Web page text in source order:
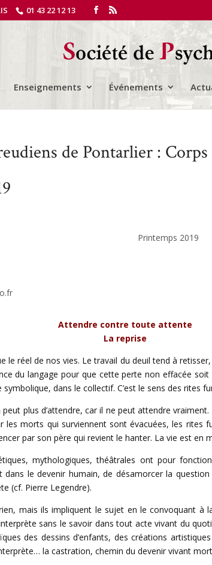
01 43 22 12 13
Enseignements Événements
de Pontarlier :
Printemps 2019
Attendre contre toute attente
La reprise
le réel de nos vies. Le travail du deuil tend à
du langage pour que cette perte non effacée
dans le collectif. C’est le sens des rites
peut plus d’attendre, car il ne peut attendre
les morts qui surviennent sont évacuées, les rites
par son père qui revient le hanter. La vie est en
mythologiques, théâtrales ont pour
dans le devenir humain, de désamorcer la
(cf. Pierre Legendre).
mais ils impliquent le sujet en le convoquant à
sans le savoir dans tout acte vivant du
des dessins d’enfants, des créations
la castration, chemin du devenir vivant